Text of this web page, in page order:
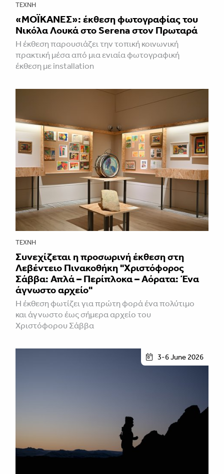
ΤΈΧΝΗ
«ΜΟΪΚΑΝΕΣ»: έκθεση φωτογραφίας του
Νικόλα Λουκά στο Serena στον Πρωταρά
H έκθεση παρουσιάζει την τοπική κοινωνική
πρακτική μέσα από μια ενιαία φωτογραφική
έκθεση με installation
ΤΈΧΝΗ
Συνεχίζεται η προσωρινή έκθεση στη
Λεβέντειο Πινακοθήκη "Χριστόφορος
Σάββα: Απλά – Περίπλοκα – Αόρατα: Ένα
άγνωστο αρχείο"
Η έκθεση φωτίζει για πρώτη φορά ένα πολύτιμο
και άγνωστο έως σήμερα αρχείο του
Χριστόφορου Σάββα
3-6 June 2026